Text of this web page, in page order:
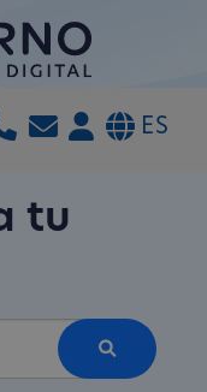
ES
tu